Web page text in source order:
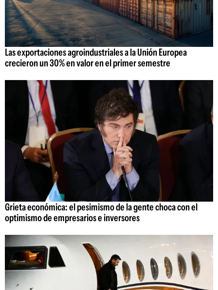
Las exportaciones agroindustriales a la Unión Europea
crecieron un 30% en valor en el primer semestre
Grieta económica: el pesimismo de la gente choca con el
optimismo de empresarios e inversores